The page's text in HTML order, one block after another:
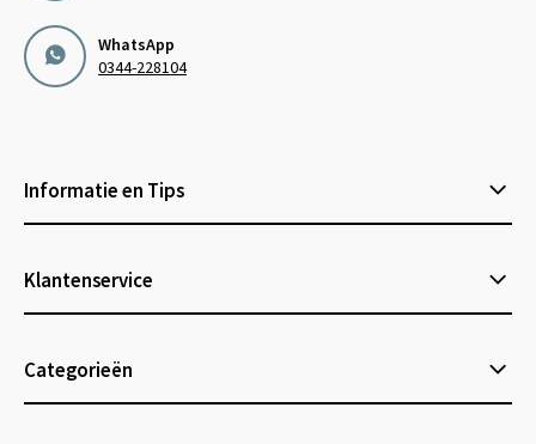
WhatsApp
0344-228104
Informatie en Tips
Klantenservice
Categorieën